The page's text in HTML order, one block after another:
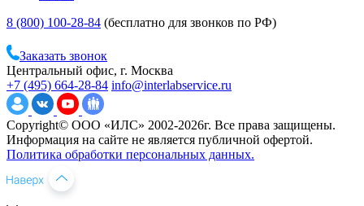
8 (800) 100-28-84 (бесплатно для звонков по РФ)
Заказать звонок
Центральный офис, г. Москва
+7 (495) 664-28-84 info@interlabservice.ru
Copyright© ООО «ИЛС» 2002-2026г. Все права защищены.
Информация на сайте не является публичной офертой.
Политика обработки персональных данных.